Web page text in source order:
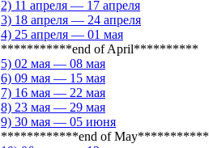
2) 11 апреля — 17 апреля
3) 18 апреля — 24 апреля
4) 25 апреля — 01 мая
***********end of April**********
5) 02 мая — 08 мая
6) 09 мая — 15 мая
7) 16 мая — 22 мая
8) 23 мая — 29 мая
9) 30 мая — 05 июня
************end of May***********